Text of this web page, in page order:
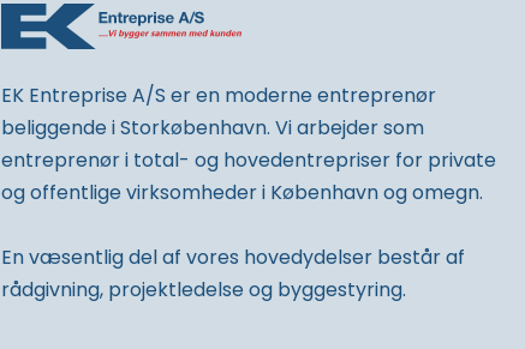
EK Entreprise A/S er en moderne entreprenør
beliggende i Storkøbenhavn. Vi arbejder som
entreprenør i total- og hovedentrepriser for private
og offentlige virksomheder i København og omegn.
En væsentlig del af vores hovedydelser består af
rådgivning, projektledelse og byggestyring.